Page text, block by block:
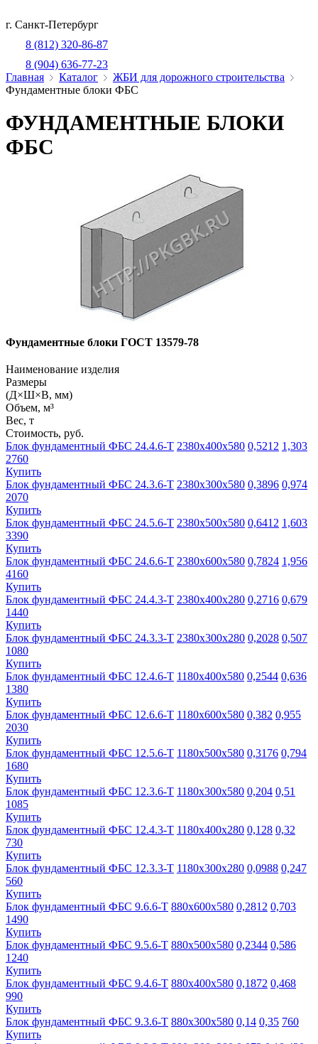
г. Санкт-Петербург
8 (812) 320-86-87
8 (904) 636-77-23
Главная
Каталог
ЖБИ для дорожного строительства
Фундаментные блоки ФБС
ФУНДАМЕНТНЫЕ БЛОКИ
ФБС
Фундаментные блоки ГОСТ 13579-78
Наименование изделия
Размеры
(Д×Ш×В, мм)
Объем, м³
Вес, т
Стоимость, руб.
Блок фундаментный ФБС 24.4.6-Т 2380х400х580 0,5212 1,303
2760
Купить
Блок фундаментный ФБС 24.3.6-Т 2380х300х580 0,3896 0,974
2070
Купить
Блок фундаментный ФБС 24.5.6-Т 2380х500х580 0,6412 1,603
3390
Купить
Блок фундаментный ФБС 24.6.6-Т 2380х600х580 0,7824 1,956
4160
Купить
Блок фундаментный ФБС 24.4.3-Т 2380х400х280 0,2716 0,679
1440
Купить
Блок фундаментный ФБС 24.3.3-Т 2380х300х280 0,2028 0,507
1080
Купить
Блок фундаментный ФБС 12.4.6-Т 1180х400х580 0,2544 0,636
1380
Купить
Блок фундаментный ФБС 12.6.6-Т 1180х600х580 0,382 0,955
2030
Купить
Блок фундаментный ФБС 12.5.6-Т 1180х500х580 0,3176 0,794
1680
Купить
Блок фундаментный ФБС 12.3.6-Т 1180х300х580 0,204 0,51
1085
Купить
Блок фундаментный ФБС 12.4.3-Т 1180х400х280 0,128 0,32
730
Купить
Блок фундаментный ФБС 12.3.3-Т 1180х300х280 0,0988 0,247
560
Купить
Блок фундаментный ФБС 9.6.6-Т 880х600х580 0,2812 0,703
1490
Купить
Блок фундаментный ФБС 9.5.6-Т 880х500х580 0,2344 0,586
1240
Купить
Блок фундаментный ФБС 9.4.6-Т 880х400х580 0,1872 0,468
990
Купить
Блок фундаментный ФБС 9.3.6-Т 880х300х580 0,14 0,35 760
Купить